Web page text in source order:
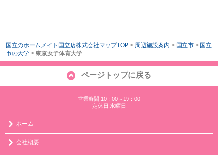
国立のホームメイト国立店株式会社マップTOP > 周辺施設案内 > 国立市 > 国立
市の大学 > 東京女子体育大学
ページトップに戻る
営業時間:10：00～19：00
定休日:水曜日
ホーム
会社概要